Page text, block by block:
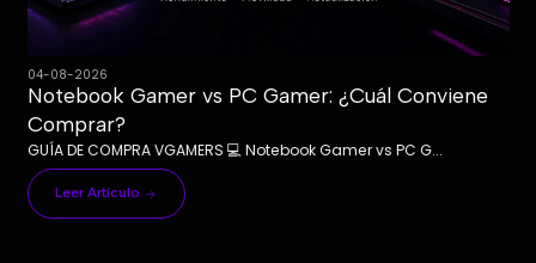
04-08-2026
Notebook Gamer vs PC Gamer: ¿Cuál Conviene
Comprar?
GUÍA DE COMPRA VGAMERS 💻 Notebook Gamer vs PC G...
Leer Artículo